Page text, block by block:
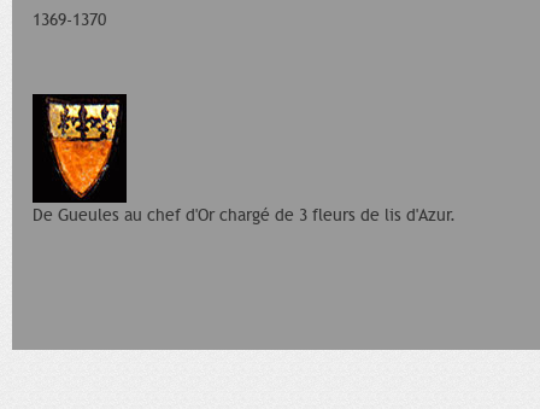
1369-1370
De Gueules au chef d'Or chargé de 3 fleurs de lis d'Azur.